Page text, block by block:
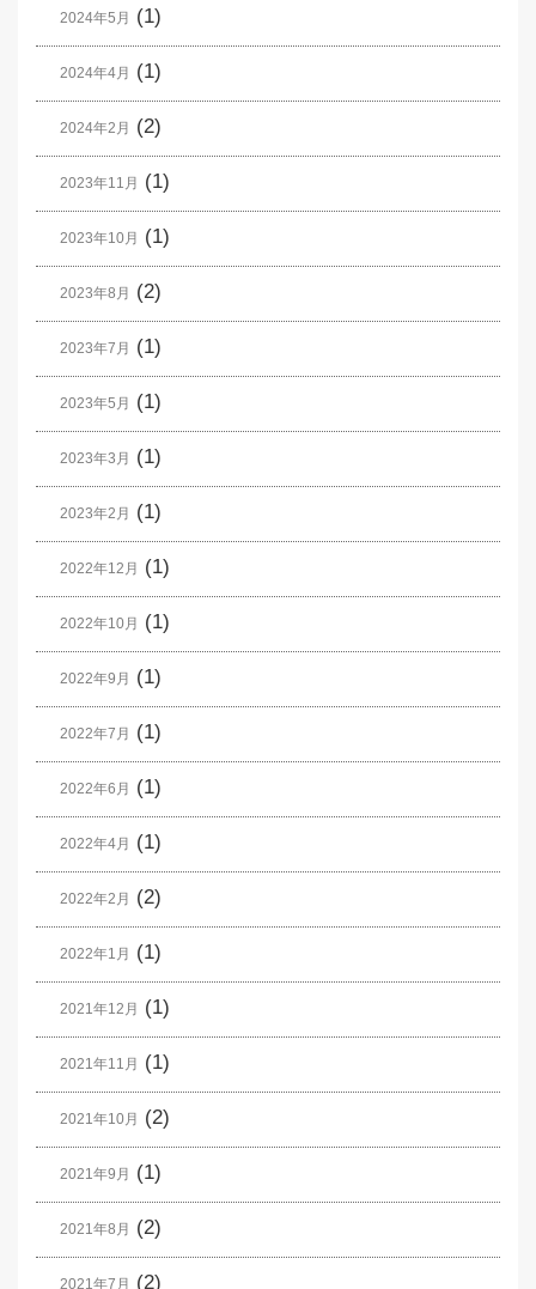
2024年5月 (1)
2024年4月 (1)
2024年2月 (2)
2023年11月 (1)
2023年10月 (1)
2023年8月 (2)
2023年7月 (1)
2023年5月 (1)
2023年3月 (1)
2023年2月 (1)
2022年12月 (1)
2022年10月 (1)
2022年9月 (1)
2022年7月 (1)
2022年6月 (1)
2022年4月 (1)
2022年2月 (2)
2022年1月 (1)
2021年12月 (1)
2021年11月 (1)
2021年10月 (2)
2021年9月 (1)
2021年8月 (2)
2021年7月 (2)